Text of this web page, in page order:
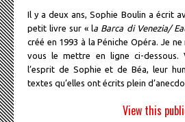
Il y a deux ans, Sophie Boulin a écrit
petit livre sur « la Barca di Venezia/
créé en 1993 à la Péniche Opéra. Je
vous le mettre en ligne ci-
l’esprit de Sophie et de Béa, leur
textes qu’elles ont écrits plein
View this